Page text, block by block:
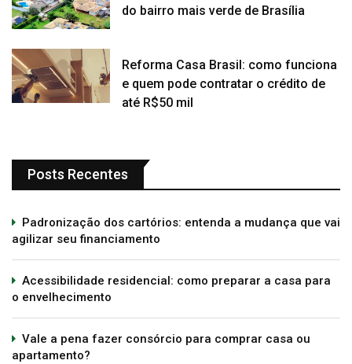
do bairro mais verde de Brasília
Reforma Casa Brasil: como funciona
e quem pode contratar o crédito de
até R$50 mil
Posts Recentes
Padronização dos cartórios: entenda a mudança que vai
agilizar seu financiamento
Acessibilidade residencial: como preparar a casa para
o envelhecimento
Vale a pena fazer consórcio para comprar casa ou
apartamento?